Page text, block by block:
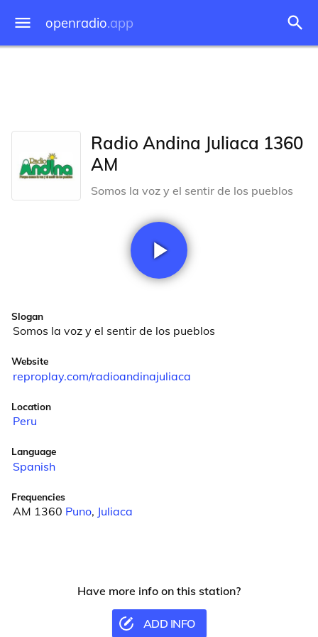
openradio.app
Radio Andina Juliaca 1360
AM
Somos la voz y el sentir de los pueblos
Slogan
Somos la voz y el sentir de los pueblos
Website
reproplay.com/radioandinajuliaca
Location
Peru
Language
Spanish
Frequencies
AM 1360 Puno, Juliaca
Have more info on this station?
ADD INFO